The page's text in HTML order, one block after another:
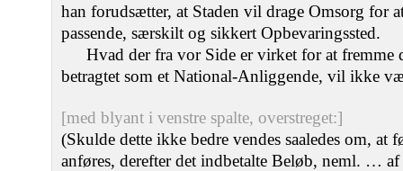
han forudsætter, at Staden vil drage Omsorg for
passende, særskilt og sikkert Opbevaringssted.
Hvad der fra vor Side er virket for at fremme
betragtet som et National-Anliggende, vil ikke
[med blyant i venstre spalte, overstreget:]
(Skulde dette ikke bedre vendes saaledes om, at
anføres, derefter det indbetalte Beløb, neml. … af